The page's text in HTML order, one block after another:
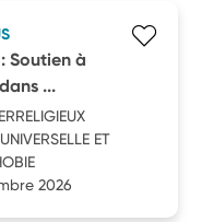
Soutien à
...
ET
2026